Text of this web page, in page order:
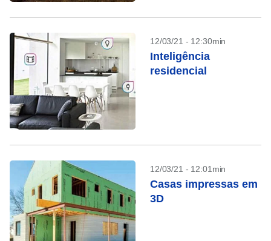
12/03/21 - 12:30min
Inteligência
residencial
12/03/21 - 12:01min
Casas impressas em
3D